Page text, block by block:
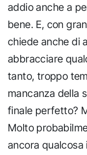
addio anche a
bene. E, con
chiede anche di
abbracciare
tanto, troppo
mancanza della
finale perfetto?
Molto
ancora